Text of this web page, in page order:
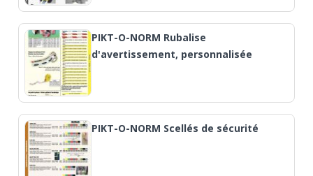
PIKT-O-NORM Rubalise
d'avertissement, personnalisée
PIKT-O-NORM Scellés de sécurité